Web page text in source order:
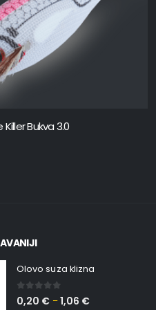
155
Olovo suza klizna
0 out of 5
0,20 € –1,06 €